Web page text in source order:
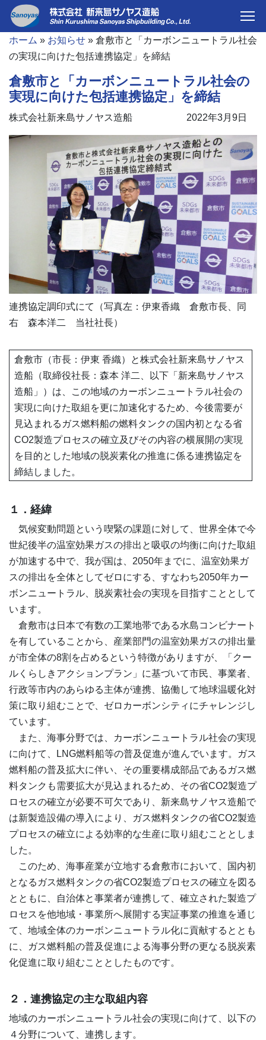
ホーム » お知らせ » 倉敷市と「カーボンニュートラル社会
の実現に向けた包括連携協定」を締結
倉敷市と「カーボンニュートラル社会の
実現に向けた包括連携協定」を締結
株式会社新来島サノヤス造船 2022年3月9日
連携協定調印式にて（写真左：伊東香織 倉敷市長、同
右 森本洋二 当社社長）
倉敷市（市長：伊東 香織）と株式会社新来島サノヤス
造船（取締役社長：森本 洋二、以下「新来島サノヤス
造船」）は、この地域のカーボンニュートラル社会の
実現に向けた取組を更に加速化するため、今後需要が
見込まれるガス燃料船の燃料タンクの国内初となる省
CO2製造プロセスの確立及びその内容の横展開の実現
を目的とした地域の脱炭素化の推進に係る連携協定を
締結しました。
１．経緯
気候変動問題という喫緊の課題に対して、世界全体で今
世紀後半の温室効果ガスの排出と吸収の均衡に向けた取組
が加速する中で、我が国は、2050年までに、温室効果ガ
スの排出を全体としてゼロにする、すなわち2050年カー
ボンニュートラル、脱炭素社会の実現を目指すこととして
います。
倉敷市は日本で有数の工業地帯である水島コンビナート
を有していることから、産業部門の温室効果ガスの排出量
が市全体の8割を占めるという特徴がありますが、「クー
ルくらしきアクションプラン」に基づいて市民、事業者、
行政等市内のあらゆる主体が連携、協働して地球温暖化対
策に取り組むことで、ゼロカーボンシティにチャレンジし
ています。
また、海事分野では、カーボンニュートラル社会の実現
に向けて、LNG燃料船等の普及促進が進んでいます。ガス
燃料船の普及拡大に伴い、その重要構成部品であるガス燃
料タンクも需要拡大が見込まれるため、その省CO2製造プ
ロセスの確立が必要不可欠であり、新来島サノヤス造船で
は新製造設備の導入により、ガス燃料タンクの省CO2製造
プロセスの確立による効率的な生産に取り組むこととしま
した。
このため、海事産業が立地する倉敷市において、国内初
となるガス燃料タンクの省CO2製造プロセスの確立を図る
とともに、自治体と事業者が連携して、確立された製造プ
ロセスを他地域・事業所へ展開する実証事業の推進を通じ
て、地域全体のカーボンニュートラル化に貢献するととも
に、ガス燃料船の普及促進による海事分野の更なる脱炭素
化促進に取り組むこととしたものです。
２．連携協定の主な取組内容
地域のカーボンニュートラル社会の実現に向けて、以下の
４分野について、連携します。